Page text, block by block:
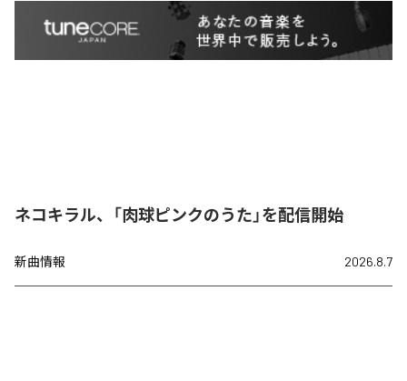
ネコキラル、「肉球ピンクのうた」を配信開始
新曲情報 2026.8.7